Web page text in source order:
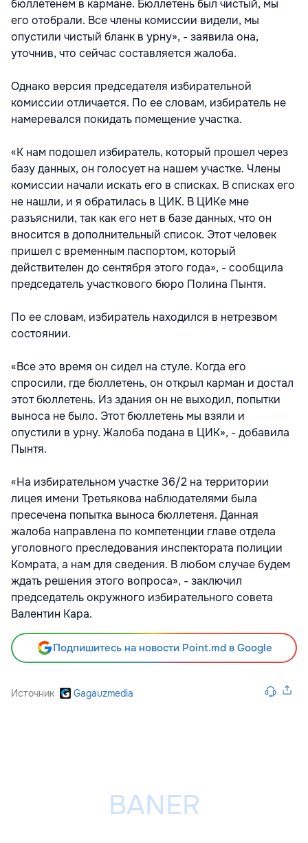
бюллетенем в кармане. Бюллетень был чистый, мы
его отобрали. Все члены комиссии видели, мы
опустили чистый бланк в урну», - заявила она,
уточнив, что сейчас составляется жалоба.
Однако версия председателя избирательной
комиссии отличается. По ее словам, избиратель не
намеревался покидать помещение участка.
«К нам подошел избиратель, который прошел через
базу данных, он голосует на нашем участке. Члены
комиссии начали искать его в списках. В списках его
не нашли, и я обратилась в ЦИК. В ЦИКе мне
разъяснили, так как его нет в базе данных, что он
вносится в дополнительный список. Этот человек
пришел с временным паспортом, который
действителен до сентября этого года», - сообщила
председатель участкового бюро Полина Пынтя.
По ее словам, избиратель находился в нетрезвом
состоянии.
«Все это время он сидел на стуле. Когда его
спросили, где бюллетень, он открыл карман и достал
этот бюллетень. Из здания он не выходил, попытки
выноса не было. Этот бюллетень мы взяли и
опустили в урну. Жалоба подана в ЦИК», - добавила
Пынтя.
«На избирательном участке 36/2 на территории
лицея имени Третьякова наблюдателями была
пресечена попытка выноса бюллетеня. Данная
жалоба направлена по компетенции главе отдела
уголовного преследования инспектората полиции
Комрата, а нам для сведения. В любом случае будем
ждать решения этого вопроса», - заключил
председатель окружного избирательного совета
Валентин Кара.
Подпишитесь на новости Point.md в Google
Источник Gagauzmedia